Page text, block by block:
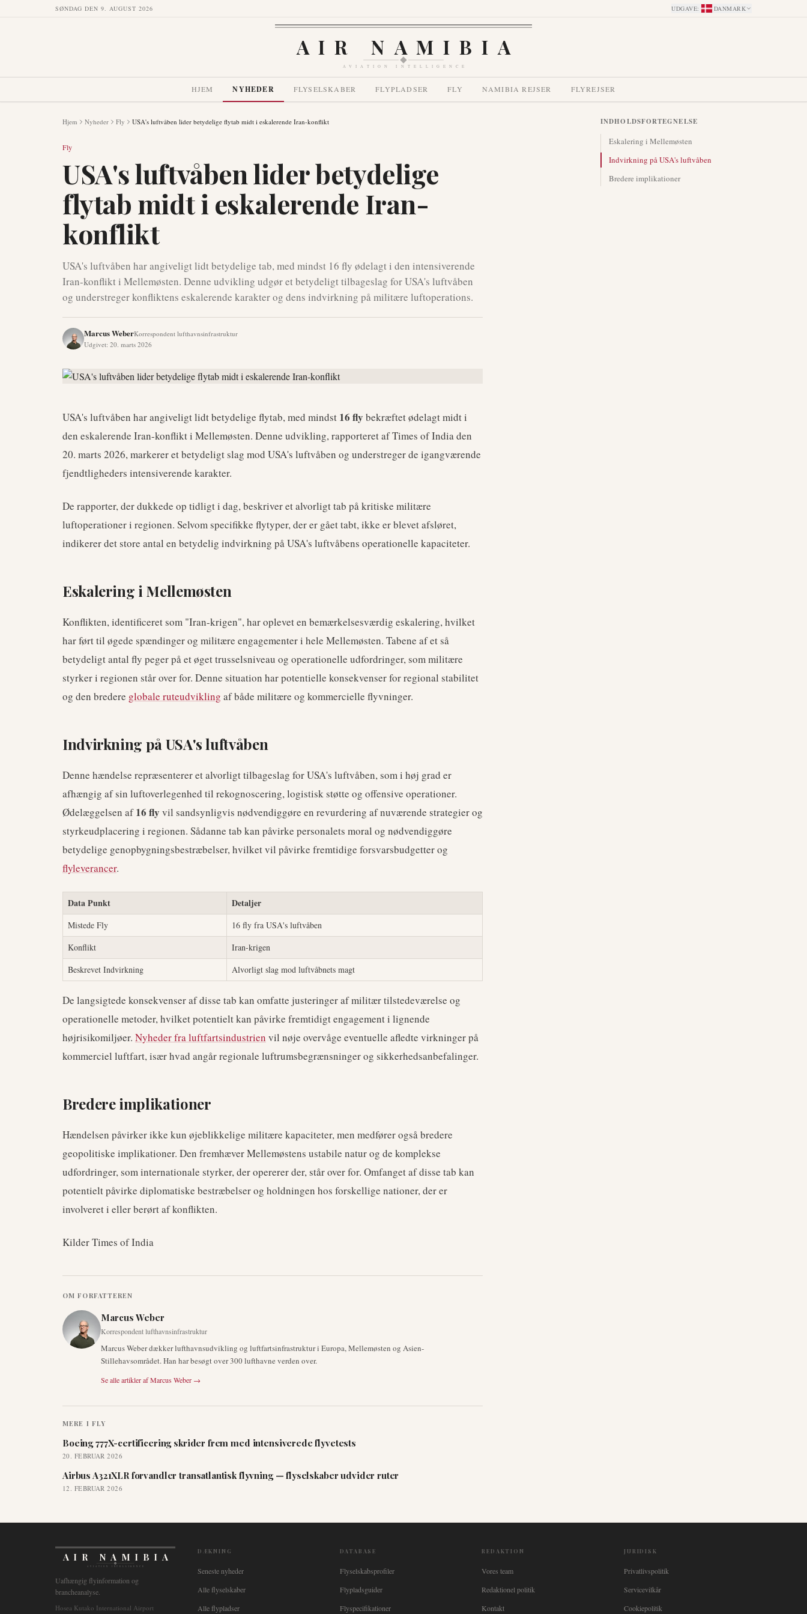
SØNDAG DEN 9. AUGUST 2026 UDGAVE: DANMARK
AIR NAMIBIA
AVIATION INTELLIGENCE
HJEM NYHEDER FLYSELSKABER FLYPLADSER FLY NAMIBIA REJSER FLYREJSER
Hjem Nyheder Fly USA's luftvåben lider betydelige flytab midt i eskalerende Iran-konflikt
Fly
USA's luftvåben lider betydelige
flytab midt i eskalerende Iran-
konflikt
USA's luftvåben har angiveligt lidt betydelige tab, med mindst 16 fly ødelagt i den intensiverende
Iran-konflikt i Mellemøsten. Denne udvikling udgør et betydeligt tilbageslag for USA's luftvåben
og understreger konfliktens eskalerende karakter og dens indvirkning på militære luftoperations.
Marcus WeberKorrespondent lufthavnsinfrastruktur
Udgivet: 20. marts 2026
USA's luftvåben har angiveligt lidt betydelige flytab, med mindst 16 fly bekræftet ødelagt midt i
den eskalerende Iran-konflikt i Mellemøsten. Denne udvikling, rapporteret af Times of India den
20. marts 2026, markerer et betydeligt slag mod USA's luftvåben og understreger de igangværende
fjendtligheders intensiverende karakter.
De rapporter, der dukkede op tidligt i dag, beskriver et alvorligt tab på kritiske militære
luftoperationer i regionen. Selvom specifikke flytyper, der er gået tabt, ikke er blevet afsløret,
indikerer det store antal en betydelig indvirkning på USA's luftvåbens operationelle kapaciteter.
Eskalering i Mellemøsten
Konflikten, identificeret som "Iran-krigen", har oplevet en bemærkelsesværdig eskalering, hvilket
har ført til øgede spændinger og militære engagementer i hele Mellemøsten. Tabene af et så
betydeligt antal fly peger på et øget trusselsniveau og operationelle udfordringer, som militære
styrker i regionen står over for. Denne situation har potentielle konsekvenser for regional stabilitet
og den bredere globale ruteudvikling af både militære og kommercielle flyvninger.
Indvirkning på USA's luftvåben
Denne hændelse repræsenterer et alvorligt tilbageslag for USA's luftvåben, som i høj grad er
afhængig af sin luftoverlegenhed til rekognoscering, logistisk støtte og offensive operationer.
Ødelæggelsen af16 fly vil sandsynligvis nødvendiggøre en revurdering af nuværende strategier og
styrkeudplacering i regionen. Sådanne tab kan påvirke personalets moral og nødvendiggøre
betydelige genopbygningsbestræbelser, hvilket vil påvirke fremtidige forsvarsbudgetter og
flyleverancer.
Data Punkt Detaljer
Mistede Fly
16 fly fra USA's luftvåben
Konflikt
Iran-krigen
Beskrevet Indvirkning
Alvorligt slag mod luftvåbnets magt
De langsigtede konsekvenser af disse tab kan omfatte justeringer af militær tilstedeværelse og
operationelle metoder, hvilket potentielt kan påvirke fremtidigt engagement i lignende
højrisikomiljøer. Nyheder fra luftfartsindustrien vil nøje overvåge eventuelle afledte virkninger på
kommerciel luftfart, især hvad angår regionale luftrumsbegrænsninger og sikkerhedsanbefalinger.
Bredere implikationer
Hændelsen påvirker ikke kun øjeblikkelige militære kapaciteter, men medfører også bredere
geopolitiske implikationer. Den fremhæver Mellemøstens ustabile natur og de komplekse
udfordringer, som internationale styrker, der opererer der, står over for. Omfanget af disse tab kan
potentielt påvirke diplomatiske bestræbelser og holdningen hos forskellige nationer, der er
involveret i eller berørt af konflikten.
Kilder Times of India
OM FORFATTEREN
Marcus Weber
Korrespondent lufthavnsinfrastruktur
Marcus Weber dækker lufthavnsudvikling og luftfartsinfrastruktur i Europa, Mellemøsten og Asien-
Stillehavsområdet. Han har besøgt over 300 lufthavne verden over.
Se alle artikler afMarcus Weber →
MERE I FLY
Boeing 777X-certificering skrider frem med intensiverede flyvetests
20. FEBRUAR 2026
Airbus A321XLR forvandler transatlantisk flyvning — flyselskaber udvider ruter
12. FEBRUAR 2026
INDHOLDSFORTEGNELSE
Eskalering i Mellemøsten
Indvirkning på USA's luftvåben
Bredere implikationer
AIR NAMIBIA
AVIATION INTELLIGENCE
Uafhængig flyinformation og
brancheanalyse.
Hosea Kutako International Airport
DÆKNING
Seneste nyheder
Alle flyselskaber
Alle flypladser
DATABASE
Flyselskabsprofiler
Flypladsguider
Flyspecifikationer
REDAKTION
Vores team
Redaktionel politik
Kontakt
JURIDISK
Privatlivspolitik
Servicevilkår
Cookiepolitik